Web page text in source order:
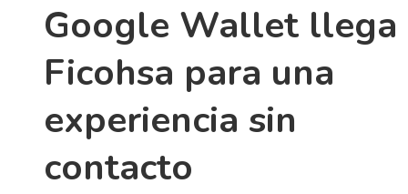
Google Wallet llega
Ficohsa para una
experiencia sin
contacto